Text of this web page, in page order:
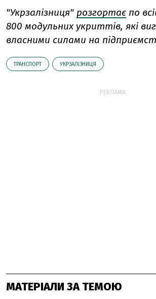
"Укрзалізниця" розгортає по
800 модульних укриттів, які
власними силами на
ТРАНСПОРТ УКРЗАЛІЗНИЦЯ
РЕКЛАМА:
МАТЕРІАЛИ ЗА ТЕМОЮ